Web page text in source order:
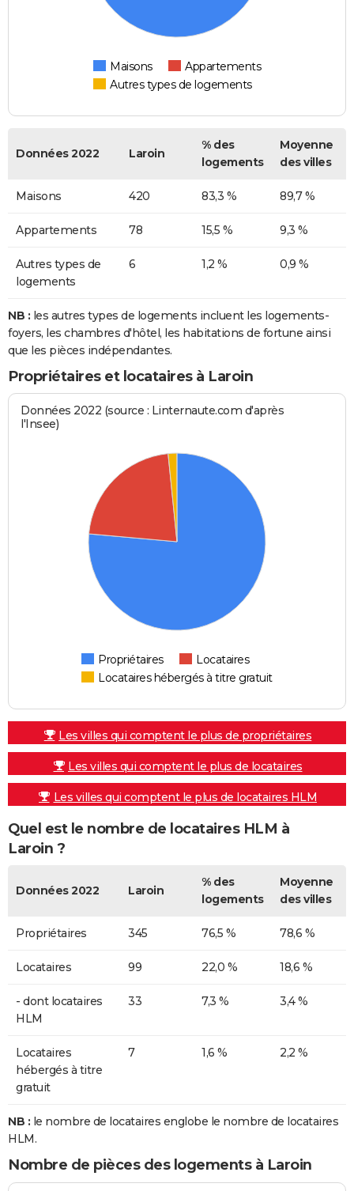
Maisons
Appartements
Autres types de logements
Données 2022 Laroin
% des
logements
Moyenne
des villes
Maisons 420 83,3 % 89,7 %
Appartements 78 15,5 % 9,3 %
Autres types de
logements
6 1,2 % 0,9 %
NB : les autres types de logements incluent les logements-
foyers, les chambres d'hôtel, les habitations de fortune ainsi
que les pièces indépendantes.
Propriétaires et locataires à Laroin
Données 2022 (source : Linternaute.com d'après
l'Insee)
Propriétaires
Locataires
Locataires hébergés à titre gratuit
Les villes qui comptent le plus de propriétaires
Les villes qui comptent le plus de locataires
Les villes qui comptent le plus de locataires HLM
Quel est le nombre de locataires HLM à
Laroin ?
Données 2022 Laroin
% des
logements
Moyenne
des villes
Propriétaires 345 76,5 % 78,6 %
Locataires 99 22,0 % 18,6 %
- dont locataires
HLM
33 7,3 % 3,4 %
Locataires
hébergés à titre
gratuit
7 1,6 % 2,2 %
NB : le nombre de locataires englobe le nombre de locataires
HLM.
Nombre de pièces des logements à Laroin